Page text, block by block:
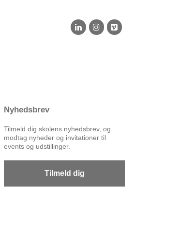
Nyhedsbrev
Tilmeld dig skolens nyhedsbrev, og
modtag nyheder og invitationer til
events og udstillinger.
Tilmeld dig